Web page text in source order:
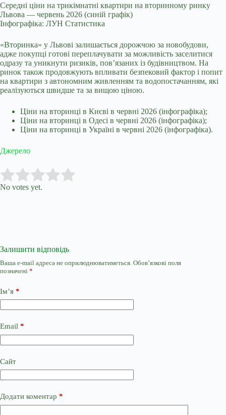
Середні ціни на трикімнатні квартири на вторинному ринку
Львова — червень 2026 (синій графік)
Інфографіка: ЛУН Статистика
«Вторинка» у Львові залишається дорожчою за новобудови,
адже покупці готові переплачувати за можливість заселитися
одразу та уникнути ризиків, пов’язаних із будівництвом. На
ринок також продовжують впливати безпековий фактор і попит
на квартири з автономним живленням та водопостачанням, які
реалізуються швидше та за вищою ціною.
Ціни на вторинці в Києві в червні 2026 (інфографіка);
Ціни на вторинці в Одесі в червні 2026 (інфографіка);
Ціни на вторинці в Україні в червні 2026 (інфографіка).
Джерело
Rate this item:
No votes yet.
Залишити відповідь
Ваша e-mail адреса не оприлюднюватиметься. Обов’язкові поля
позначені *
Ім’я *
Email *
Сайт
Додати коментар *